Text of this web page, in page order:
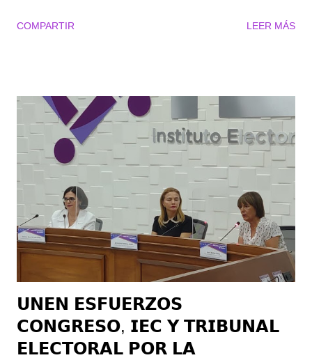
vez que reconocen la importancia de protegerlos contra SARS-
Thru) y las clínicas 16 y 18 del Instituto Mexicano del Seguro
Social (IMSS) y el Hospital Militar, las últimas tres en forma
peatonal. La vacunación a este sector será del 27 de junio
hasta el 6 de julio, informó Bernal Gómez, y será de lunes a
viernes con horario de las 08:00 a las 14:00 horas en los
lugares ya conocidos por la población. Por su parte, Juan
Pérez Ortega, Jefe de la Jurisdicción Sanitaria No. 6 (que
atiende a...
COMPARTIR LEER MÁS
𝗨𝗡𝗘𝗡 𝗘𝗦𝗙𝗨𝗘𝗥𝗭𝗢𝗦
𝗖𝗢𝗡𝗚𝗥𝗘𝗦𝗢, 𝗜𝗘𝗖 𝗬 𝗧𝗥𝗜𝗕𝗨𝗡𝗔𝗟
𝗘𝗟𝗘𝗖𝗧𝗢𝗥𝗔𝗟 𝗣𝗢𝗥 𝗟𝗔